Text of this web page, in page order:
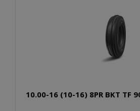
10.00-16 (10-16) 8PR BKT TF